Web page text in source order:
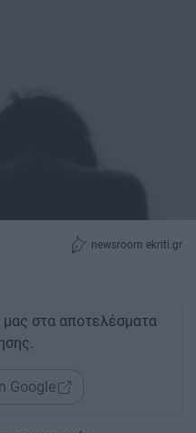
newsroom ekriti.gr
στα αποτελέσματα
Google